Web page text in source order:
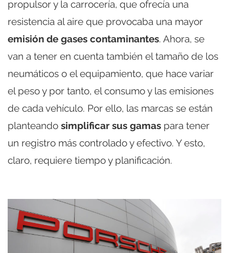
propulsor y la carrocería, que ofrecía una
resistencia al aire que provocaba una mayor
emisión de gases contaminantes. Ahora, se
van a tener en cuenta también el tamaño de los
neumáticos o el equipamiento, que hace variar
el peso y por tanto, el consumo y las emisiones
de cada vehículo. Por ello, las marcas se están
planteando simplificar sus gamas para tener
un registro más controlado y efectivo. Y esto,
claro, requiere tiempo y planificación.